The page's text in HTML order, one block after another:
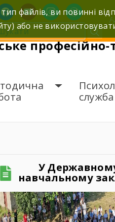
youtubeinstagramwordpress
професійно-
служба
У
навчальному
«Шумське
технічне
відбувся
випускний захід
файлів, ви повинні
або не